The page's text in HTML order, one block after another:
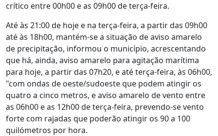
crítico entre 00h00 e as 09h00 de terça-feira.
Até às 21:00 de hoje e na terça-feira, a partir das 09h00
até às 18h00, mantém-se a situação de aviso amarelo
de precipitação, informou o município, acrescentando
que há, ainda, aviso amarelo para agitação marítima
para hoje, a partir das 07h20, e até terça-feira, às 06h00,
"com ondas de oeste/sudoeste que podem atingir os
quatro a cinco metros, e aviso amarelo de vento entre
as 06h00 e as 12h00 de terça-feira, prevendo-se vento
forte com rajadas que poderão atingir os 90 a 100
quilómetros por hora.